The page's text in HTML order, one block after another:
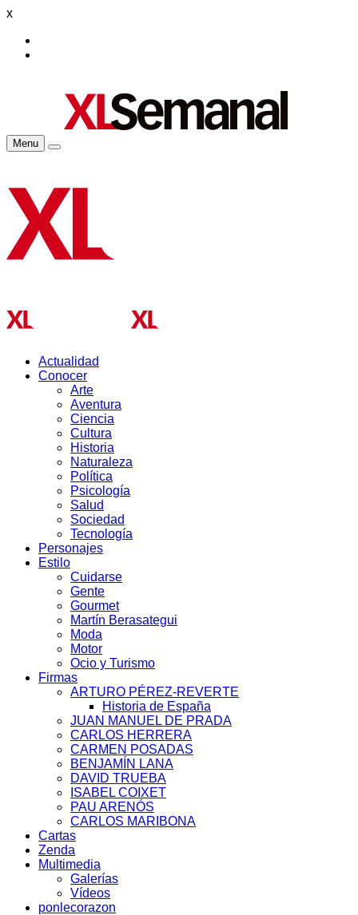
x
Menu
Actualidad
Conocer
Arte
Aventura
Ciencia
Cultura
Historia
Naturaleza
Política
Psicología
Salud
Sociedad
Tecnología
Personajes
Estilo
Cuidarse
Gente
Gourmet
Martín Berasategui
Moda
Motor
Ocio y Turismo
Firmas
ARTURO PÉREZ-REVERTE
Historia de España
JUAN MANUEL DE PRADA
CARLOS HERRERA
CARMEN POSADAS
BENJAMÍN LANA
DAVID TRUEBA
ISABEL COIXET
PAU ARENÓS
CARLOS MARIBONA
Cartas
Zenda
Multimedia
Galerías
Vídeos
ponlecorazon